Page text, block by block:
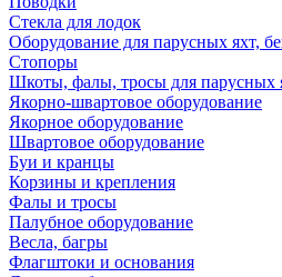
Стекла для лодок
Оборудование для парусных яхт,
Стопоры
Шкоты, фалы, тросы для парусных
Якорно-швартовое оборудование
Якорное оборудование
Швартовое оборудование
Буи и кранцы
Корзины и крепления
Фалы и тросы
Палубное оборудование
Весла, багры
Флагштоки и основания